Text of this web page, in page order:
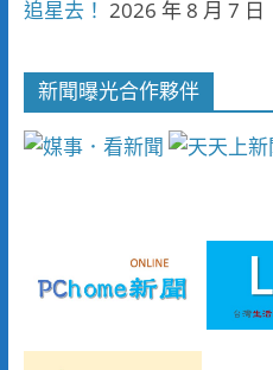
追星去！ 2026 年 8 月 7 日
新聞曝光合作夥伴